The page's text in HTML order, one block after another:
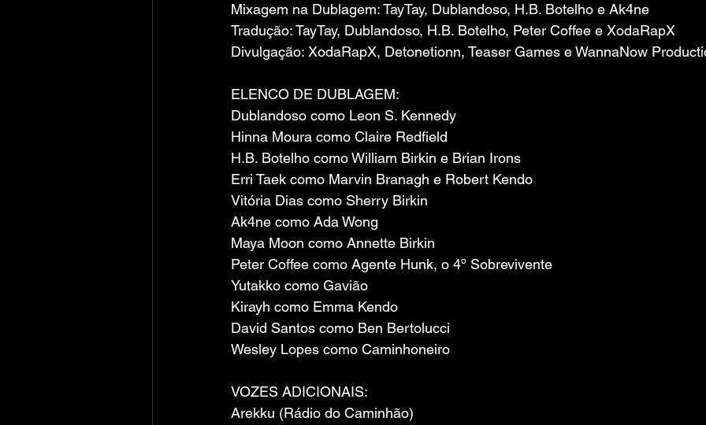
Mixagem na Dublagem: TayTay, Dublandoso, H.B. Botelho e Ak4ne
Tradução: TayTay, Dublandoso, H.B. Botelho, Peter Coffee e XodaRapX
Divulgação: XodaRapX, Detonetionn, Teaser Games e WannaNow
ELENCO DE DUBLAGEM:
Dublandoso como Leon S. Kennedy
Hinna Moura como Claire Redfield
H.B. Botelho como William Birkin e Brian Irons
Erri Taek como Marvin Branagh e Robert Kendo
Vitória Dias como Sherry Birkin
Ak4ne como Ada Wong
Maya Moon como Annette Birkin
Peter Coffee como Agente Hunk, o 4º Sobrevivente
Yutakko como Gavião
Kirayh como Emma Kendo
David Santos como Ben Bertolucci
Wesley Lopes como Caminhoneiro
VOZES ADICIONAIS:
Arekku (Rádio do Caminhão)